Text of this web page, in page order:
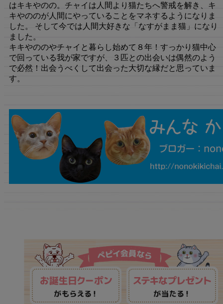
はキキやのの。チャイは人間より猫たちへ警戒を解き、キ
キやののが人間にやっていることをマネするようになりま
した。 そして今では人間大好きな「なすがまま猫」になり
ました。
キキやののやチャイと暮らし始めて８年！すっかり猫中心
で回っている我が家ですが、３匹との出会いは偶然のよう
で必然！出会うべくして出会った大切な縁だと思っていま
す。